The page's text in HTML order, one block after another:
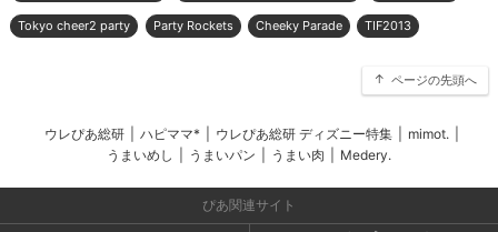
Tokyo cheer2 party Party Rockets Cheeky Parade TIF2013
ページの先頭へ
ウレぴあ総研 ハピママ* ウレぴあ総研 ディズニー特集 mimot.
うまいめし
うまいパン うまい肉 Medery.
ぴあ関連サイト